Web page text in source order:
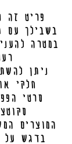
ניתן
מידע
פריט זה
בשבילך עם
במטרה
ניתן
חלקי
סרטי
המוצרים
בדגש על